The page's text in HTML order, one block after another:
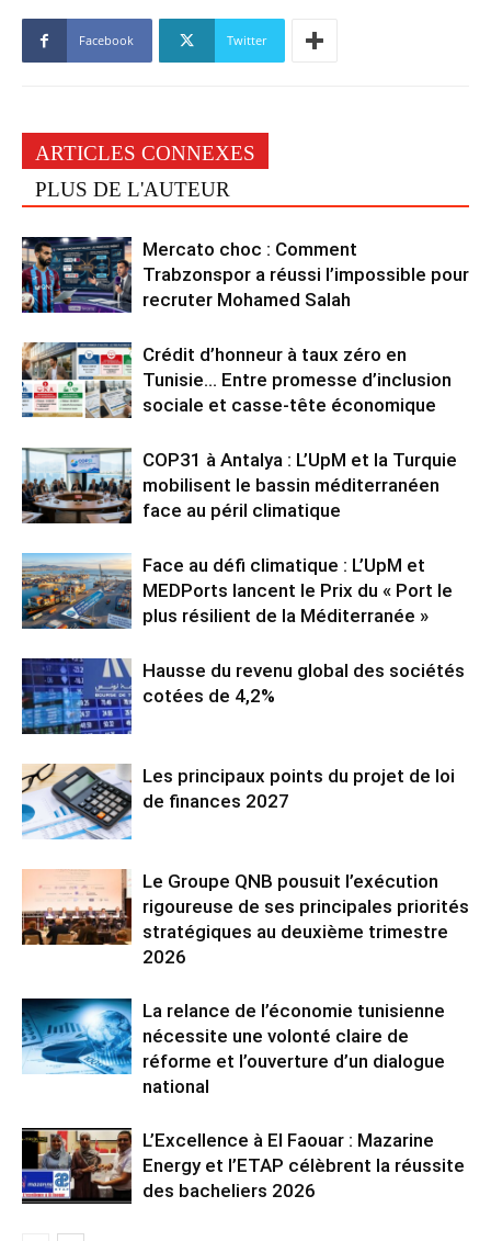
Facebook Twitter
ARTICLES CONNEXES
PLUS DE L'AUTEUR
Mercato choc : Comment
Trabzonspor a réussi l’impossible pour
recruter Mohamed Salah
Crédit d’honneur à taux zéro en
Tunisie… Entre promesse d’inclusion
sociale et casse-tête économique
COP31 à Antalya : L’UpM et la Turquie
mobilisent le bassin méditerranéen
face au péril climatique
Face au défi climatique : L’UpM et
MEDPorts lancent le Prix du « Port le
plus résilient de la Méditerranée »
Hausse du revenu global des sociétés
cotées de 4,2%
Les principaux points du projet de loi
de finances 2027
Le Groupe QNB pousuit l’exécution
rigoureuse de ses principales priorités
stratégiques au deuxième trimestre
2026
La relance de l’économie tunisienne
nécessite une volonté claire de
réforme et l’ouverture d’un dialogue
national
L’Excellence à El Faouar : Mazarine
Energy et l’ETAP célèbrent la réussite
des bacheliers 2026